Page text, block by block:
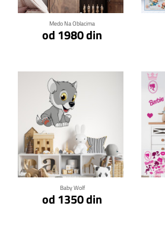
Medo Na Oblacima
od 1980 din
Baby Wolf
od 1350 din
Klikni za detalje